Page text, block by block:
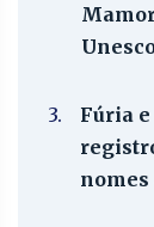
3.
Fúria
nomes